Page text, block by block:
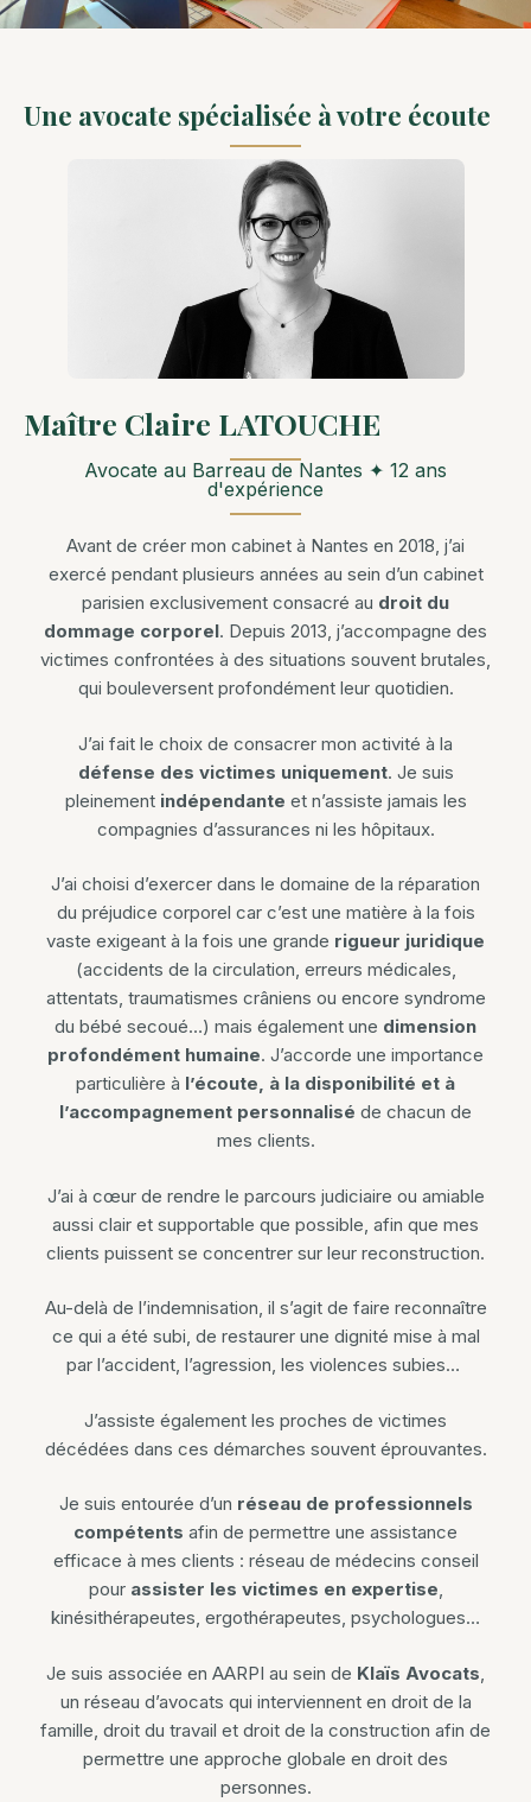
Une avocate spécialisée à votre écoute
Maître Claire LATOUCHE
Avocate au Barreau de Nantes ✦ 12 ans
d'expérience
Avant de créer mon cabinet à Nantes en 2018, j’ai
exercé pendant plusieurs années au sein d’un cabinet
parisien exclusivement consacré au droit du
dommage corporel. Depuis 2013, j’accompagne des
victimes confrontées à des situations souvent brutales,
qui bouleversent profondément leur quotidien.
J’ai fait le choix de consacrer mon activité à la
défense des victimes uniquement. Je suis
pleinement indépendante et n’assiste jamais les
compagnies d’assurances ni les hôpitaux.
J’ai choisi d’exercer dans le domaine de la réparation
du préjudice corporel car c’est une matière à la fois
vaste exigeant à la fois une grande rigueur juridique
(accidents de la circulation, erreurs médicales,
attentats, traumatismes crâniens ou encore syndrome
du bébé secoué…) mais également une dimension
profondément humaine. J’accorde une importance
particulière à l’écoute, à la disponibilité et à
l’accompagnement personnalisé de chacun de
mes clients.
J’ai à cœur de rendre le parcours judiciaire ou amiable
aussi clair et supportable que possible, afin que mes
clients puissent se concentrer sur leur reconstruction.
Au-delà de l’indemnisation, il s’agit de faire reconnaître
ce qui a été subi, de restaurer une dignité mise à mal
par l’accident, l’agression, les violences subies…
J’assiste également les proches de victimes
décédées dans ces démarches souvent éprouvantes.
Je suis entourée d’un réseau de professionnels
compétents afin de permettre une assistance
efficace à mes clients : réseau de médecins conseil
pour assister les victimes en expertise,
kinésithérapeutes, ergothérapeutes, psychologues…
Je suis associée en AARPI au sein de Klaïs Avocats,
un réseau d’avocats qui interviennent en droit de la
famille, droit du travail et droit de la construction afin de
permettre une approche globale en droit des
personnes.